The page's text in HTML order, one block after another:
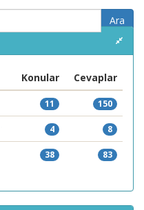
Konular
Cevaplar
11 150
4 8
38 83